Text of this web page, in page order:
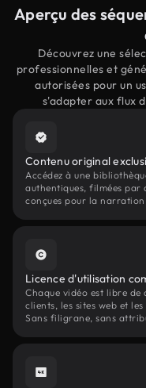
Aperçu des
Découvrez une
professionnelles et
autorisées pour un
s'adapter aux flux
Contenu original
Accédez à une
authentiques, filmées par
conçues pour la
Licence d'utilisation
Chaque vidéo est libre
clients, les sites web et
Sans filigrane, sans